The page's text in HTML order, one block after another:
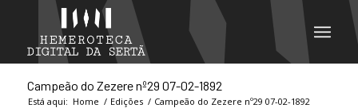
Campeão do Zezere nº29 07-02-1892
Está aqui: Home / Edições / Campeão do Zezere nº29 07-02-1892